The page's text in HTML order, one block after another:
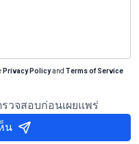
Privacy Policyand Terms of Service
วจสอบก่อนเผยแพร่
น